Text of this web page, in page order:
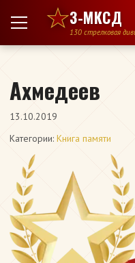
Перейти к содержимому
3-МКСД
130 стрелковая
Ахмедеев
13.10.2019
Категории: Книга памяти